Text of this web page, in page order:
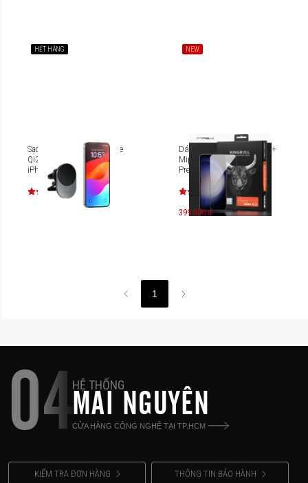
HẾT HÀNG
Sạc xe hơi Satechi Magsafe
Qi2 15W kiêm giá đỡ cho
iPhone ST-Q2CCM
NEW
Dán cường lực Galaxy S24+
Mipow Kingbull HD
Premium Silk BJS24P-CR
399.000 đ
1
04HỆ THỐNG
MAI NGUYÊN
CỬA HÀNG CÔNG NGHỆ TẠI TP.HCM
KIỂM TRA ĐƠN HÀNG THÔNG TIN BẢO HÀNH